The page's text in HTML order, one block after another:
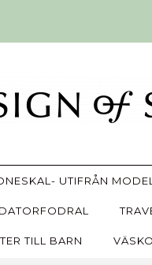
UTIFRÅN
DATORFODRAL
TILL BARN